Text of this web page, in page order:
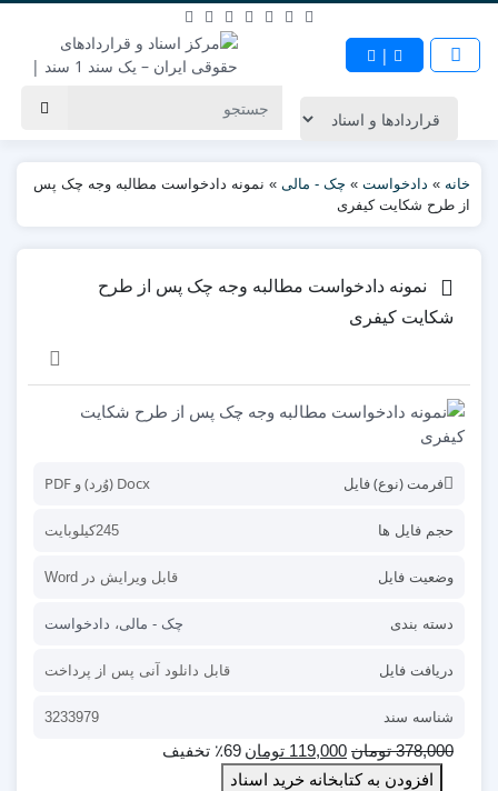
|
خانه » دادخواست » چک - مالی » نمونه دادخواست مطالبه وجه چک پس
از طرح شکایت کیفری
نمونه دادخواست مطالبه وجه چک پس از طرح
شکایت کیفری
فرمت (نوع) فایل Docx (وُرد) و PDF
حجم فایل ها 245کیلوبایت
وضعیت فایل قابل ویرایش در Word
دسته بندی چک - مالی، دادخواست
دریافت فایل قابل دانلود آنی پس از پرداخت
شناسه سند 3233979
378,000 تومان 119,000 تومان ٪69 تخفیف
افزودن به کتابخانه خرید اسناد